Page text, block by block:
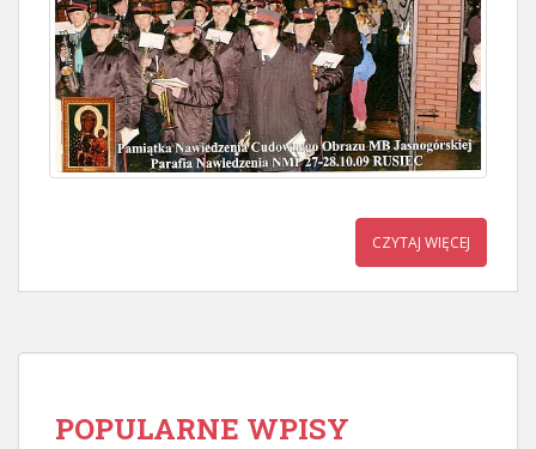
CZYTAJ WIĘCEJ
POPULARNE WPISY